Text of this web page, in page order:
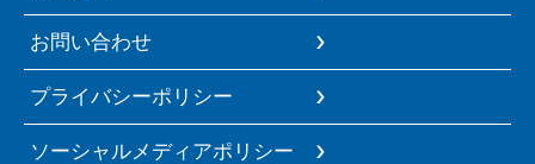
お問い合わせ
プライバシーポリシー
ソーシャルメディアポリシー